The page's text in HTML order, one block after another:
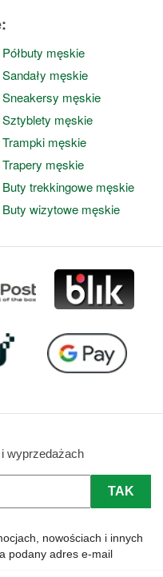
Półbuty męskie
Sandały męskie
Sneakersy męskie
Sztyblety męskie
Trampki męskie
Trapery męskie
Buty trekkingowe męskie
Buty wizytowe męskie
wyprzedażach
nowościach i innych
podany adres e-mail